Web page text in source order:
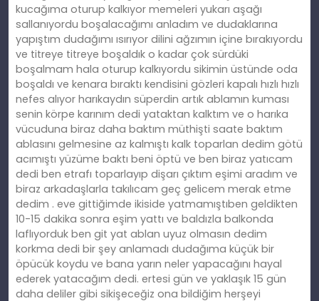
kucağıma oturup kalkıyor memeleri yukarı aşağı
sallanıyordu boşalacağımı anladım ve dudaklarına
yapıştım dudağımı ısırıyor dilini ağzımın içine bırakıyordu
ve titreye titreye boşaldık o kadar çok sürdüki
boşalmam hala oturup kalkıyordu sikimin üstünde oda
boşaldı ve kenara bıraktı kendisini gözleri kapalı hızlı hızlı
nefes alıyor harıkaydın süperdin artık ablamın kuması
senin körpe karınım dedi yataktan kalktım ve o harıka
vücuduna biraz daha baktım müthişti saate baktım
ablasını gelmesine az kalmıştı kalk toparlan dedim götü
acımıştı yüzüme baktı beni öptü ve ben biraz yatıcam
dedi ben etrafı toparlayıp dişarı çıktım eşimi aradım ve
biraz arkadaşlarla takılıcam geç gelicem merak etme
dedim . eve gittiğimde ikiside yatmamıştıben geldikten
10-15 dakika sonra eşim yattı ve baldızla balkonda
laflıyorduk ben git yat ablan uyuz olmasın dedim
korkma dedi bir şey anlamadı dudağıma küçük bir
öpücük koydu ve bana yarın neler yapacağını hayal
ederek yatacağım dedi. ertesi gün ve yaklaşık 15 gün
daha deliler gibi sikişeceğiz ona bildiğim herşeyi